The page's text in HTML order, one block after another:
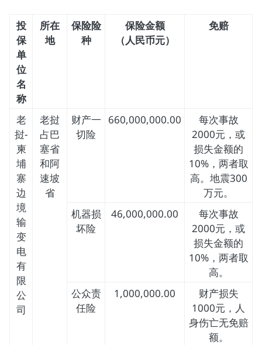
投
保
单
位
名
称
所在
地
保险险
种
保险金额
（人民币元）
免赔
老
挝-
柬
埔
寨
边
境
输
变
电
有
限
公
司
老挝
占巴
塞省
和阿
速坡
省
财产一
切险
660,000,000.00
每次事故
2000元，或
损失金额的
10%，两者取
高。地震300
万元。
机器损
坏险
46,000,000.00
每次事故
2000元，或
损失金额的
10%，两者取
高。
公众责
任险
1,000,000.00
财产损失
1000元，人
身伤亡无免赔
额。